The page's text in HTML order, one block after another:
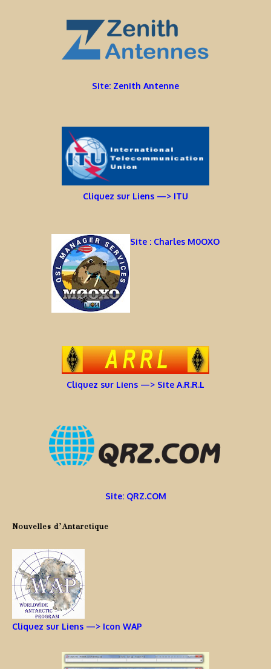
Site: Zenith Antenne
Cliquez sur Liens —> ITU
Site : Charles M0OXO
Cliquez sur Liens —> Site A.R.R.L
Site: QRZ.COM
Nouvelles d’Antarctique
Cliquez sur Liens —> Icon WAP